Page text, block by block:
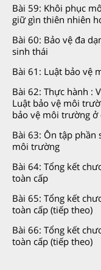
Bài 59: Khôi phục
giữ gìn thiên nhiên
Bài 60: Bảo vệ đa
sinh thái
Bài 61: Luật bảo vệ
Bài 62: Thực hành :
Luật bảo vệ môi
bảo vệ môi trường
Bài 63: Ôn tập phần
môi trường
Bài 64: Tổng kết
toàn cấp
Bài 65: Tổng kết
toàn cấp (tiếp theo)
Bài 66: Tổng kết
toàn cấp (tiếp theo)